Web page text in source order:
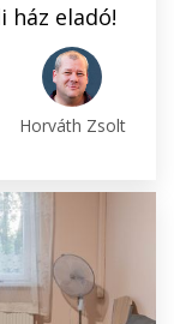
ház eladó!
Horváth Zsolt